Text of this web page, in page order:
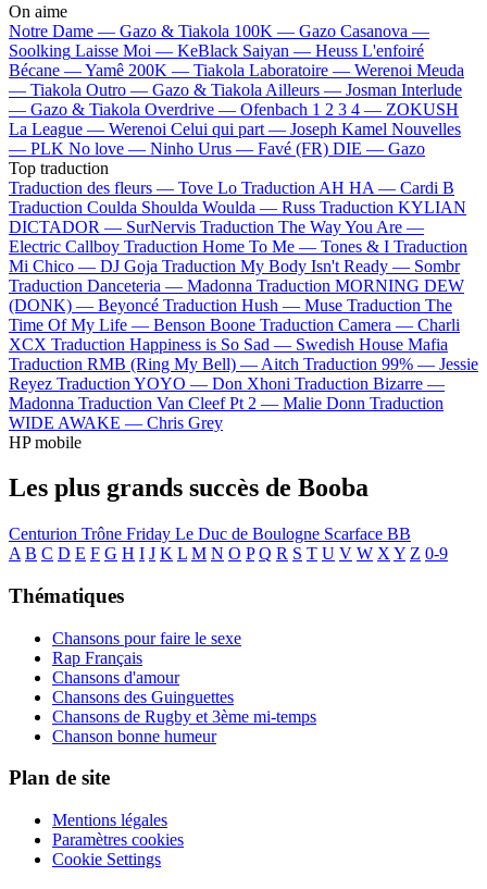
On aime
Notre Dame — Gazo & Tiakola 100K — Gazo Casanova —
Soolking Laisse Moi — KeBlack Saiyan — Heuss L'enfoiré
Bécane —Yamê 200K — Tiakola Laboratoire — Werenoi Meuda
— Tiakola Outro — Gazo & Tiakola Ailleurs — Josman Interlude
— Gazo & Tiakola Overdrive — Ofenbach 1 2 3 4 — ZOKUSH
La League — Werenoi Celui qui part — Joseph Kamel Nouvelles
— PLK No love — Ninho Urus — Favé (FR) DIE — Gazo
Top traduction
Traduction des fleurs — Tove Lo Traduction AH HA — Cardi B
Traduction Coulda Shoulda Woulda — Russ Traduction KYLIAN
DICTADOR — SurNervis Traduction The Way You Are —
Electric Callboy Traduction Home To Me — Tones & I Traduction
Mi Chico — DJ Goja Traduction My Body Isn't Ready — Sombr
Traduction Danceteria — Madonna Traduction MORNING DEW
(DONK) — Beyoncé Traduction Hush — Muse Traduction The
Time Of My Life — Benson Boone Traduction Camera — Charli
XCX Traduction Happiness is So Sad — Swedish House Mafia
Traduction RMB (Ring My Bell) — Aitch Traduction 99% — Jessie
Reyez Traduction YOYO — Don Xhoni Traduction Bizarre —
Madonna Traduction Van Cleef Pt 2 — Malie Donn Traduction
WIDE AWAKE — Chris Grey
HP mobile
Les plus grands succès de Booba
Centurion Trône Friday Le Duc de Boulogne Scarface BB
A B C D E F G H I J K L M N O P Q R S T U V W X Y Z 0-9
Thématiques
Chansons pour faire le sexe
Rap Français
Chansons d'amour
Chansons des Guinguettes
Chansons de Rugby et 3ème mi-temps
Chanson bonne humeur
Plan de site
Mentions légales
Paramètres cookies
Cookie Settings